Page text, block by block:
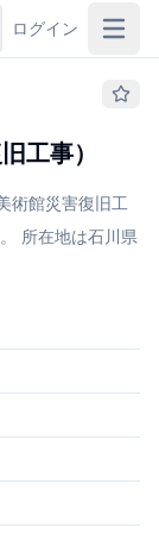
ログイン
工事）
術館災害復旧工
所在地は石川県